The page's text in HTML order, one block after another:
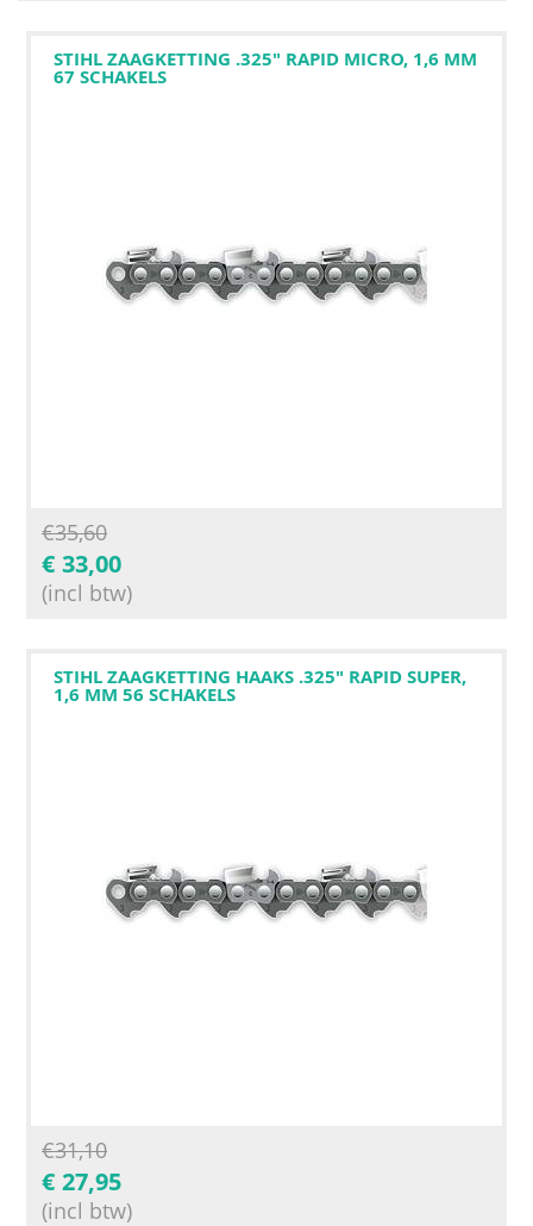
STIHL ZAAGKETTING .325" RAPID MICRO, 1,6 MM
67 SCHAKELS
€35,60
€ 33,00
(incl btw)
STIHL ZAAGKETTING HAAKS .325" RAPID SUPER,
1,6 MM 56 SCHAKELS
€31,10
€ 27,95
(incl btw)